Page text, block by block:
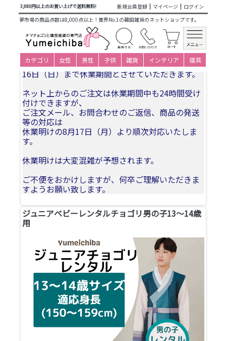
3,980円以上のお買い上げで送料無料! 新規会員登録 マイページ
ログイン
夢市場の商品点数は8,000点以上！業界No.1の韓国雑貨のネットショップです。
カテゴリ 女性 男性 子供 雑貨 インテリア 寝具
商品カテゴリ一覧>仕立て済み衣装(子ども用レンタル) >男の
子レンタルパジチョゴリ> 13-14才(身長150～159cm)
夏季休業についてお知らせ
誠に勝手ながら、2026年8月11日(火)〜2026年8月
16日（日）まで休業期間とさせていただきます。
ネット上からのご注文は休業期間中も24時間受け
付けできますが、
ご注文メール、お問合わせのご返信、商品の発送
等の対応は
休業明けの8月17日（月）より順次対応いたしま
す。
休業明けは大変混雑が予想されます。
ご不便をおかけしますが、何卒ご理解いただきま
すようお願い致します。
ジュニアベビーレンタルチョゴリ男の子13～14歳
用